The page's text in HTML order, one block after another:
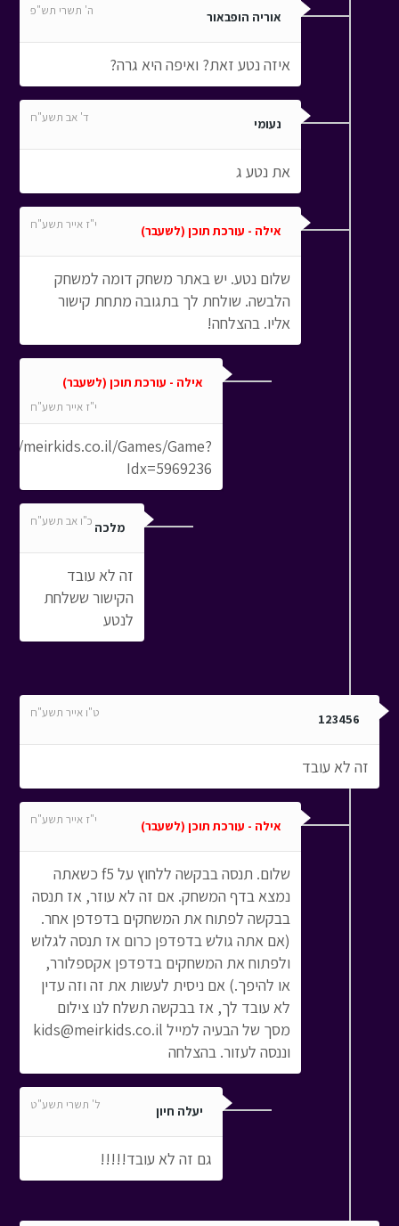
אוריה הופבאור ה' תשרי תש"פ
איזה נטע זאת? ואיפה היא גרה?
נעומי ד' אב תשע"ח
את נטע ג
אילה - עורכת תוכן (לשעבר) י"ז אייר תשע"ח
שלום נטע. יש באתר משחק דומה למשחק
הלבשה. שולחת לך בתגובה מתחת קישור
אליו. בהצלחה!
אילה - עורכת תוכן (לשעבר)
י"ז אייר תשע"ח
meirkids.co.il/Games/Game?
Idx=5969236
מלכה כ"ו אב תשע"ח
זה לא עובד
הקישור ששלחת
לנטע
123456 ט"ו אייר תשע"ח
זה לא עובד
אילה - עורכת תוכן (לשעבר) י"ז אייר תשע"ח
שלום. תנסה בבקשה ללחוץ על f5 כשאתה
נמצא בדף המשחק. אם זה לא עוזר, אז תנסה
בבקשה לפתוח את המשחקים בדפדפן אחר.
(אם אתה גולש בדפדפן כרום אז תנסה לגלוש
ולפתוח את המשחקים בדפדפן אקספלורר,
או להיפך.) אם ניסית לעשות את זה וזה עדין
לא עובד לך, אז בבקשה תשלח לנו צילום
מסך של הבעיה למייל kids@meirkids.co.il
וננסה לעזור. בהצלחה
יעלה חיון ל' תשרי תשע"ט
גם זה לא עובד!!!!!